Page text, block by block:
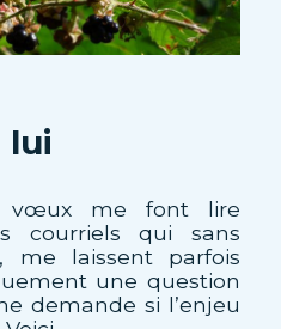
lui
vœux me font lire
courriels qui sans
me laissent parfois
une question
demande si l’enjeu